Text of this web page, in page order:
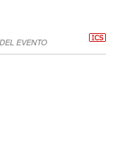
EVENTO